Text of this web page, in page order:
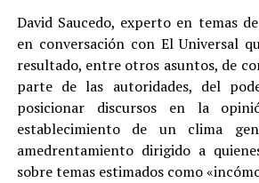
David Saucedo, experto en temas
en conversación con El Universal
resultado, entre otros asuntos, de
parte de las autoridades, del
posicionar discursos en la
establecimiento de un clima
amedrentamiento dirigido a
sobre temas estimados como